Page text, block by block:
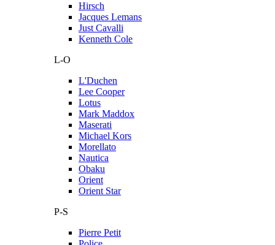
Hirsch
Jacques Lemans
Just Cavalli
Kenneth Cole
L-O
L'Duchen
Lee Cooper
Lotus
Mark Maddox
Maserati
Michael Kors
Morellato
Nautica
Obaku
Orient
Orient Star
P-S
Pierre Petit